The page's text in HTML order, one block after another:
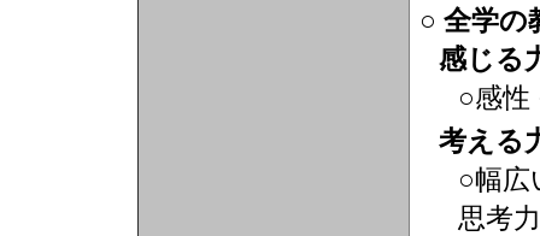
○ 全学の
感じる
○感性
考える
○幅広
思考力